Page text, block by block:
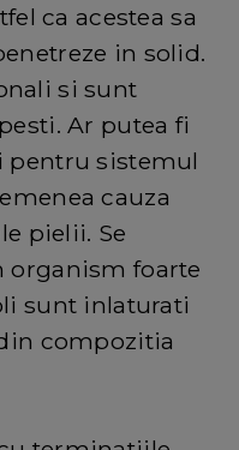
ca acestea sa
in solid.
si sunt
Ar putea fi
pentru sistemul
cauza
pielii. Se
organism foarte
sunt inlaturati
compozitia